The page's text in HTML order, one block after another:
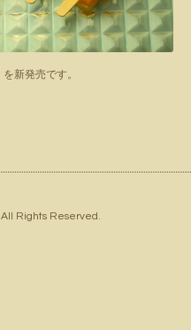
新発売です。
All Rights Reserved.